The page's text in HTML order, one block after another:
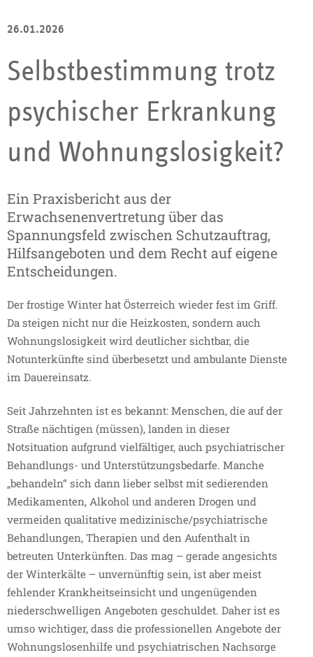
26.01.2026
Selbstbestimmung trotz
psychischer Erkrankung
und Wohnungslosigkeit?
Ein Praxisbericht aus der
Erwachsenenvertretung über das
Spannungsfeld zwischen Schutzauftrag,
Hilfsangeboten und dem Recht auf eigene
Entscheidungen.
Der frostige Winter hat Österreich wieder fest im Griff.
Da steigen nicht nur die Heizkosten, sondern auch
Wohnungslosigkeit wird deutlicher sichtbar, die
Notunterkünfte sind überbesetzt und ambulante Dienste
im Dauereinsatz.
Seit Jahrzehnten ist es bekannt: Menschen, die auf der
Straße nächtigen (müssen), landen in dieser
Notsituation aufgrund vielfältiger, auch psychiatrischer
Behandlungs- und Unterstützungsbedarfe. Manche
„behandeln“ sich dann lieber selbst mit sedierenden
Medikamenten, Alkohol und anderen Drogen und
vermeiden qualitative medizinische/psychiatrische
Behandlungen, Therapien und den Aufenthalt in
betreuten Unterkünften. Das mag – gerade angesichts
der Winterkälte – unvernünftig sein, ist aber meist
fehlender Krankheitseinsicht und ungenügenden
niederschwelligen Angeboten geschuldet. Daher ist es
umso wichtiger, dass die professionellen Angebote der
Wohnungslosenhilfe und psychiatrischen Nachsorge